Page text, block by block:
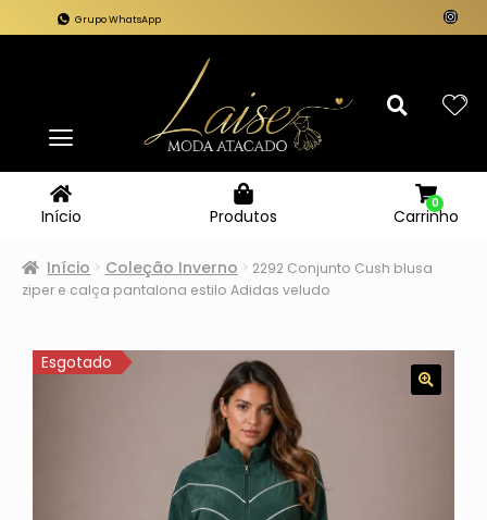
Grupo WhatsApp
Início Produtos Carrinho
0
Início Coleção Inverno
2292 Conjunto Cush blusa
ziper e calça pantalona estilo Adidas veludo
Esgotado